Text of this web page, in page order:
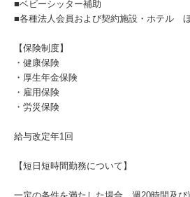
■ベビーシッター補助
■各種法人会員および契約施設・ホテル
【保険制度】
・健康保険
・厚生年金保険
・雇用保険
・労災保険
給与改定年1回
【短日短時間勤務について】